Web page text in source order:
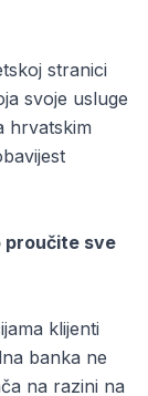
stranici
svoje usluge
hrvatskim
proučite sve
klijenti
banka ne
na razini na